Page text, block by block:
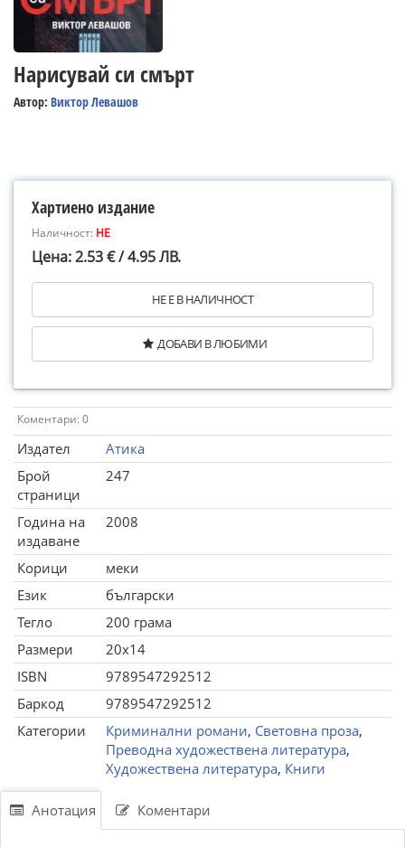
Нарисувай си смърт
Автор: Виктор Левашов
Хартиено издание
Наличност: НЕ
Цена: 2.53 € / 4.95 ЛВ.
НЕ Е В НАЛИЧНОСТ
ДОБАВИ В ЛЮБИМИ
Коментари: 0
Издател
Атика
Брой
страници
247
Година на
издаване
2008
Корици
меки
Език
български
Тегло
200 грама
Размери
20x14
ISBN
9789547292512
Баркод
9789547292512
Категории
Криминални романи, Световна проза,
Преводна художествена литература,
Художествена литература, Книги
Анотация Коментари